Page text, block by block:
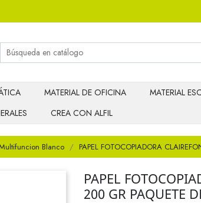
MATERIAL DE OFICINA
MATERIAL
CREA CON ALFIL
Blanco PAPEL FOTOCOPIADORA
PAPEL
200 GR PAQUETE